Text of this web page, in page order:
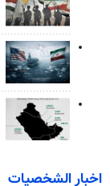
اخبار الشخصيات